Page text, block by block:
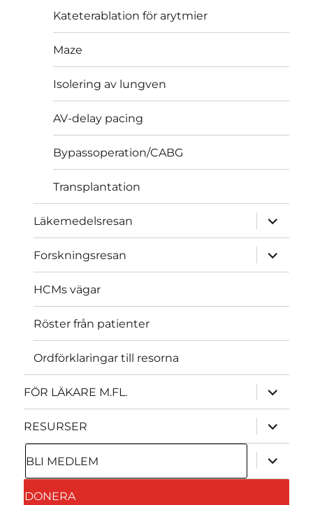
Kateterablation för arytmier
Maze
Isolering av lungven
AV-delay pacing
Bypassoperation/CABG
Transplantation
Läkemedelsresan
Forskningsresan
HCMs vägar
Röster från patienter
Ordförklaringar till resorna
FÖR LÄKARE M.FL.
RESURSER
BLI MEDLEM
DONERA